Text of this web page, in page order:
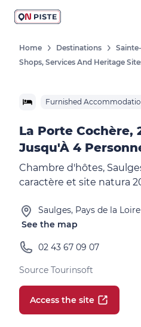
Home Destinations
Shops, Services And Heritage
Furnished
La Porte Cochère,
Jusqu'À 4
Chambre d'hôtes,
caractère et site natura
Saulges, Pays de la Loire
See the map
02 43 67 09 07
Source Tourinsoft
Access the site